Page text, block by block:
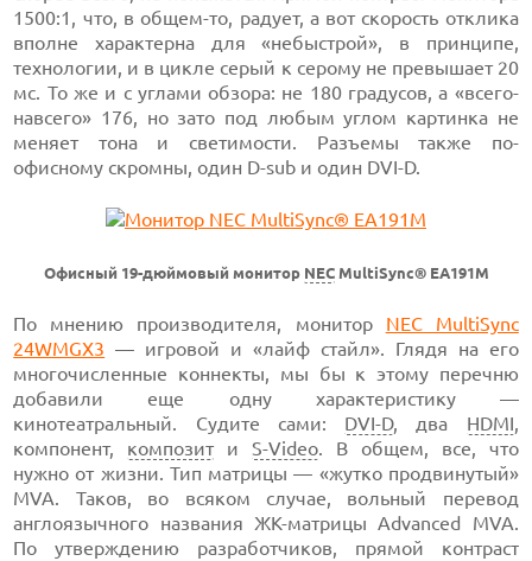
1500:1, что, в общем-то, радует, а вот скорость отклика
вполне характерна для «небыстрой», в принципе,
технологии, и в цикле серый к серому не превышает 20
мс. То же и с углами обзора: не 180 градусов, а «всего-
навсего» 176, но зато под любым углом картинка не
меняет тона и светимости. Разъемы также по-
офисному скромны, один D-sub и один DVI-D.
Офисный 19-дюймовый монитор NECMultiSync® EA191M
По мнению производителя, монитор NEC MultiSync
24WMGX3 — игровой и «лайф стайл». Глядя на его
многочисленные коннекты, мы бы к этому перечню
добавили еще одну характеристику —
кинотеатральный. Судите сами: DVI-D, два HDMI,
компонент, композитиS-Video. В общем, все, что
нужно от жизни. Тип матрицы — «жутко продвинутый»
МVA. Таков, во всяком случае, вольный перевод
англоязычного названия ЖК-матрицы Advanced MVA.
По утверждению разработчиков, прямой контраст